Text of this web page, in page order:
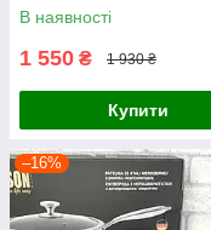
В наявності
1 550 ₴ 1 930 ₴
Купити
–16%